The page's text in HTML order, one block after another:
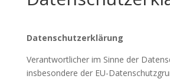
Datenschutzerklärung
Verantwortlicher im Sinne der
insbesondere der EU-